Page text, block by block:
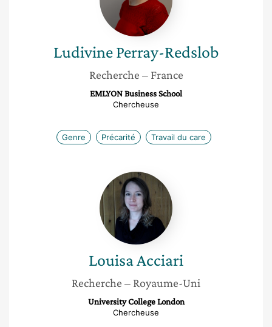
LudivinePerray-Redslob
Recherche – France
EMLYON Business School
Chercheuse
Genre Précarité Travail du care
Louisa
Acciari
LouisaAcciari
Recherche – Royaume-Uni
University College London
Chercheuse